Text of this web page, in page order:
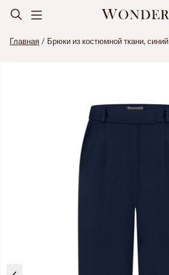
Главная Брюки из костюмной ткани, синий